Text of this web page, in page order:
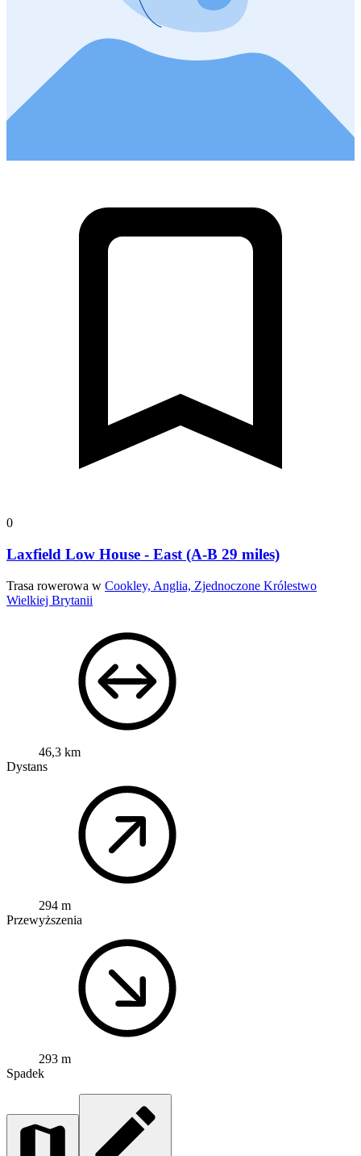
0
Laxfield Low House - East (A-B 29 miles)
Trasa rowerowa w Cookley, Anglia, Zjednoczone Królestwo
Wielkiej Brytanii
46,3 km
Dystans
294 m
Przewyższenia
293 m
Spadek